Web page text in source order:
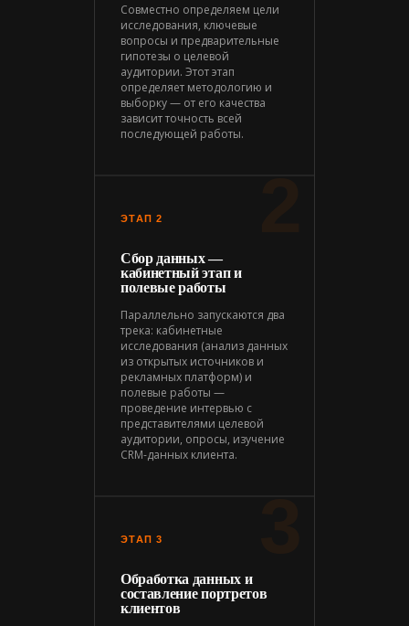
Совместно определяем цели
исследования, ключевые
вопросы и предварительные
гипотезы о целевой
аудитории. Этот этап
определяет методологию и
выборку — от его качества
зависит точность всей
последующей работы.
ЭТАП 2
Сбор данных —
кабинетный этап и
полевые работы
Параллельно запускаются два
трека: кабинетные
исследования (анализ данных
из открытых источников и
рекламных платформ) и
полевые работы —
проведение интервью с
представителями целевой
аудитории, опросы, изучение
CRM-данных клиента.
ЭТАП 3
Обработка данных и
составление портретов
клиентов